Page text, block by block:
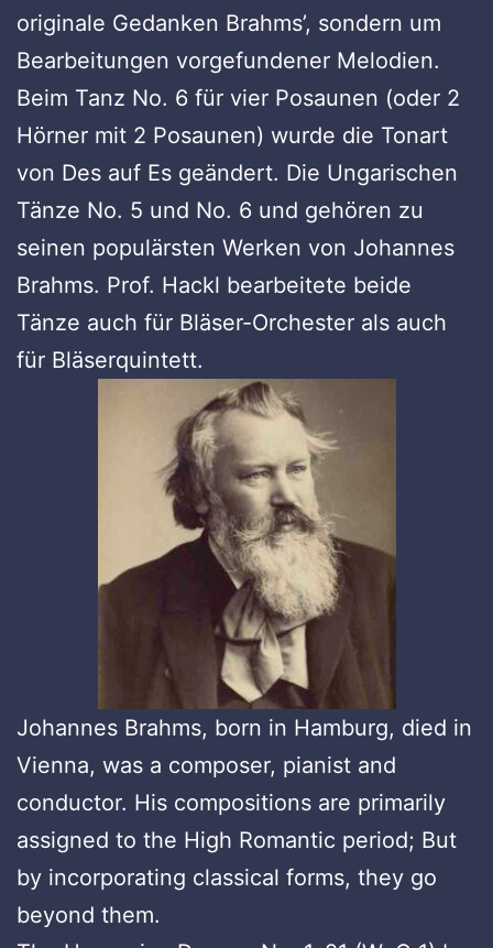
originale Gedanken Brahms’, sondern um
Bearbeitungen vorgefundener Melodien.
Beim Tanz No. 6 für vier Posaunen (oder 2
Hörner mit 2 Posaunen) wurde die Tonart
von Des auf Es geändert. Die Ungarischen
Tänze No. 5 und No. 6 und gehören zu
seinen populärsten Werken von Johannes
Brahms. Prof. Hackl bearbeitete beide
Tänze auch für Bläser-Orchester als auch
für Bläserquintett.
Johannes Brahms, born in Hamburg, died in
Vienna, was a composer, pianist and
conductor. His compositions are primarily
assigned to the High Romantic period; But
by incorporating classical forms, they go
beyond them.